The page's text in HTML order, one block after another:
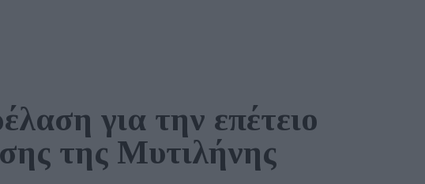
για την επέτειο
της Μυτιλήνης